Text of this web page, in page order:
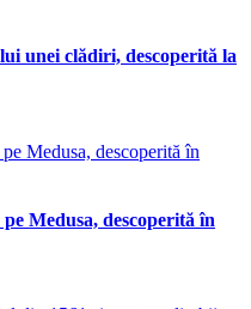
unei clădiri, descoperită la
Medusa, descoperită în